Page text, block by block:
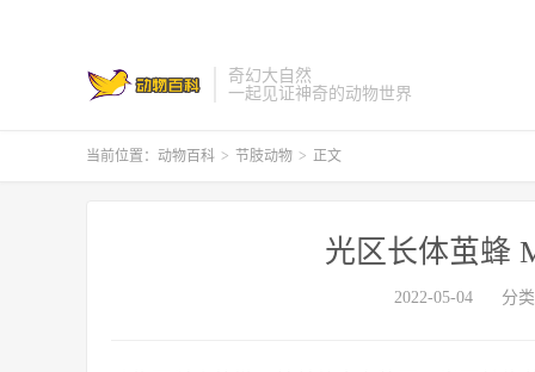
奇幻大自然
一起见证神奇的动物世界
当前位置： 动物百科 > 节肢动物 > 正文
光区长体茧蜂
2022-05-04 分